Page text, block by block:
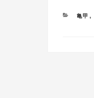
カ
亀甲 ,